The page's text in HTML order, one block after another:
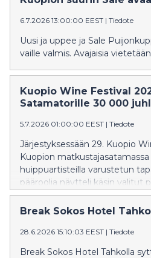
6.7.2026 13:00:00 EEST | Tiedote
Uusi ja uppee ja Sale
vaille valmis. Avajaisia
Kuopio Wine Festival
Satamatorille 30 000
5.7.2026 01:00:00 EEST | Tiedote
Järjestyksessään 29. Kuopio
Kuopion
huippuartisteilla varustetun
pääroolia näytteli käsin valitut
erityisesti tapahtumaa varten
Break Sokos Hotel
28.6.2026 15:10:03 EEST | Tiedote
Break Sokos Hotel Tahkolla